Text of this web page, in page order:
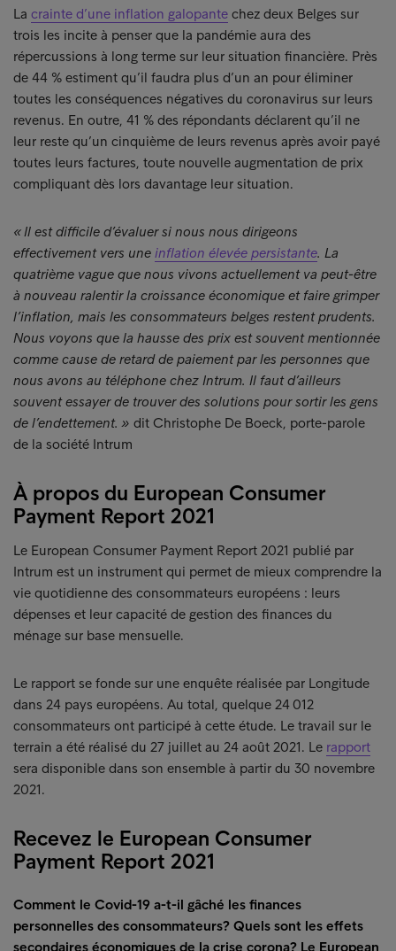
La crainte d’une inflation galopante chez deux Belges sur
trois les incite à penser que la pandémie aura des
répercussions à long terme sur leur situation financière. Près
de 44 % estiment qu’il faudra plus d’un an pour éliminer
toutes les conséquences négatives du coronavirus sur leurs
revenus. En outre, 41 % des répondants déclarent qu’il ne
leur reste qu’un cinquième de leurs revenus après avoir payé
toutes leurs factures, toute nouvelle augmentation de prix
compliquant dès lors davantage leur situation.
« Il est difficile d’évaluer si nous nous dirigeons
effectivement vers une inflation élevée persistante. La
quatrième vague que nous vivons actuellement va peut-être
à nouveau ralentir la croissance économique et faire grimper
l’inflation, mais les consommateurs belges restent prudents.
Nous voyons que la hausse des prix est souvent mentionnée
comme cause de retard de paiement par les personnes que
nous avons au téléphone chez Intrum. Il faut d’ailleurs
souvent essayer de trouver des solutions pour sortir les gens
de l’endettement. » dit Christophe De Boeck, porte-parole
de la société Intrum
À propos du European Consumer
Payment Report 2021
Le European Consumer Payment Report 2021 publié par
Intrum est un instrument qui permet de mieux comprendre la
vie quotidienne des consommateurs européens : leurs
dépenses et leur capacité de gestion des finances du
ménage sur base mensuelle.
Le rapport se fonde sur une enquête réalisée par Longitude
dans 24 pays européens. Au total, quelque 24 012
consommateurs ont participé à cette étude. Le travail sur le
terrain a été réalisé du 27 juillet au 24 août 2021. Le rapport
sera disponible dans son ensemble à partir du 30 novembre
2021.
Recevez le European Consumer
Payment Report 2021
Comment le Covid-19 a-t-il gâché les finances
personnelles des consommateurs? Quels sont les effets
secondaires économiques de la crise corona? Le European